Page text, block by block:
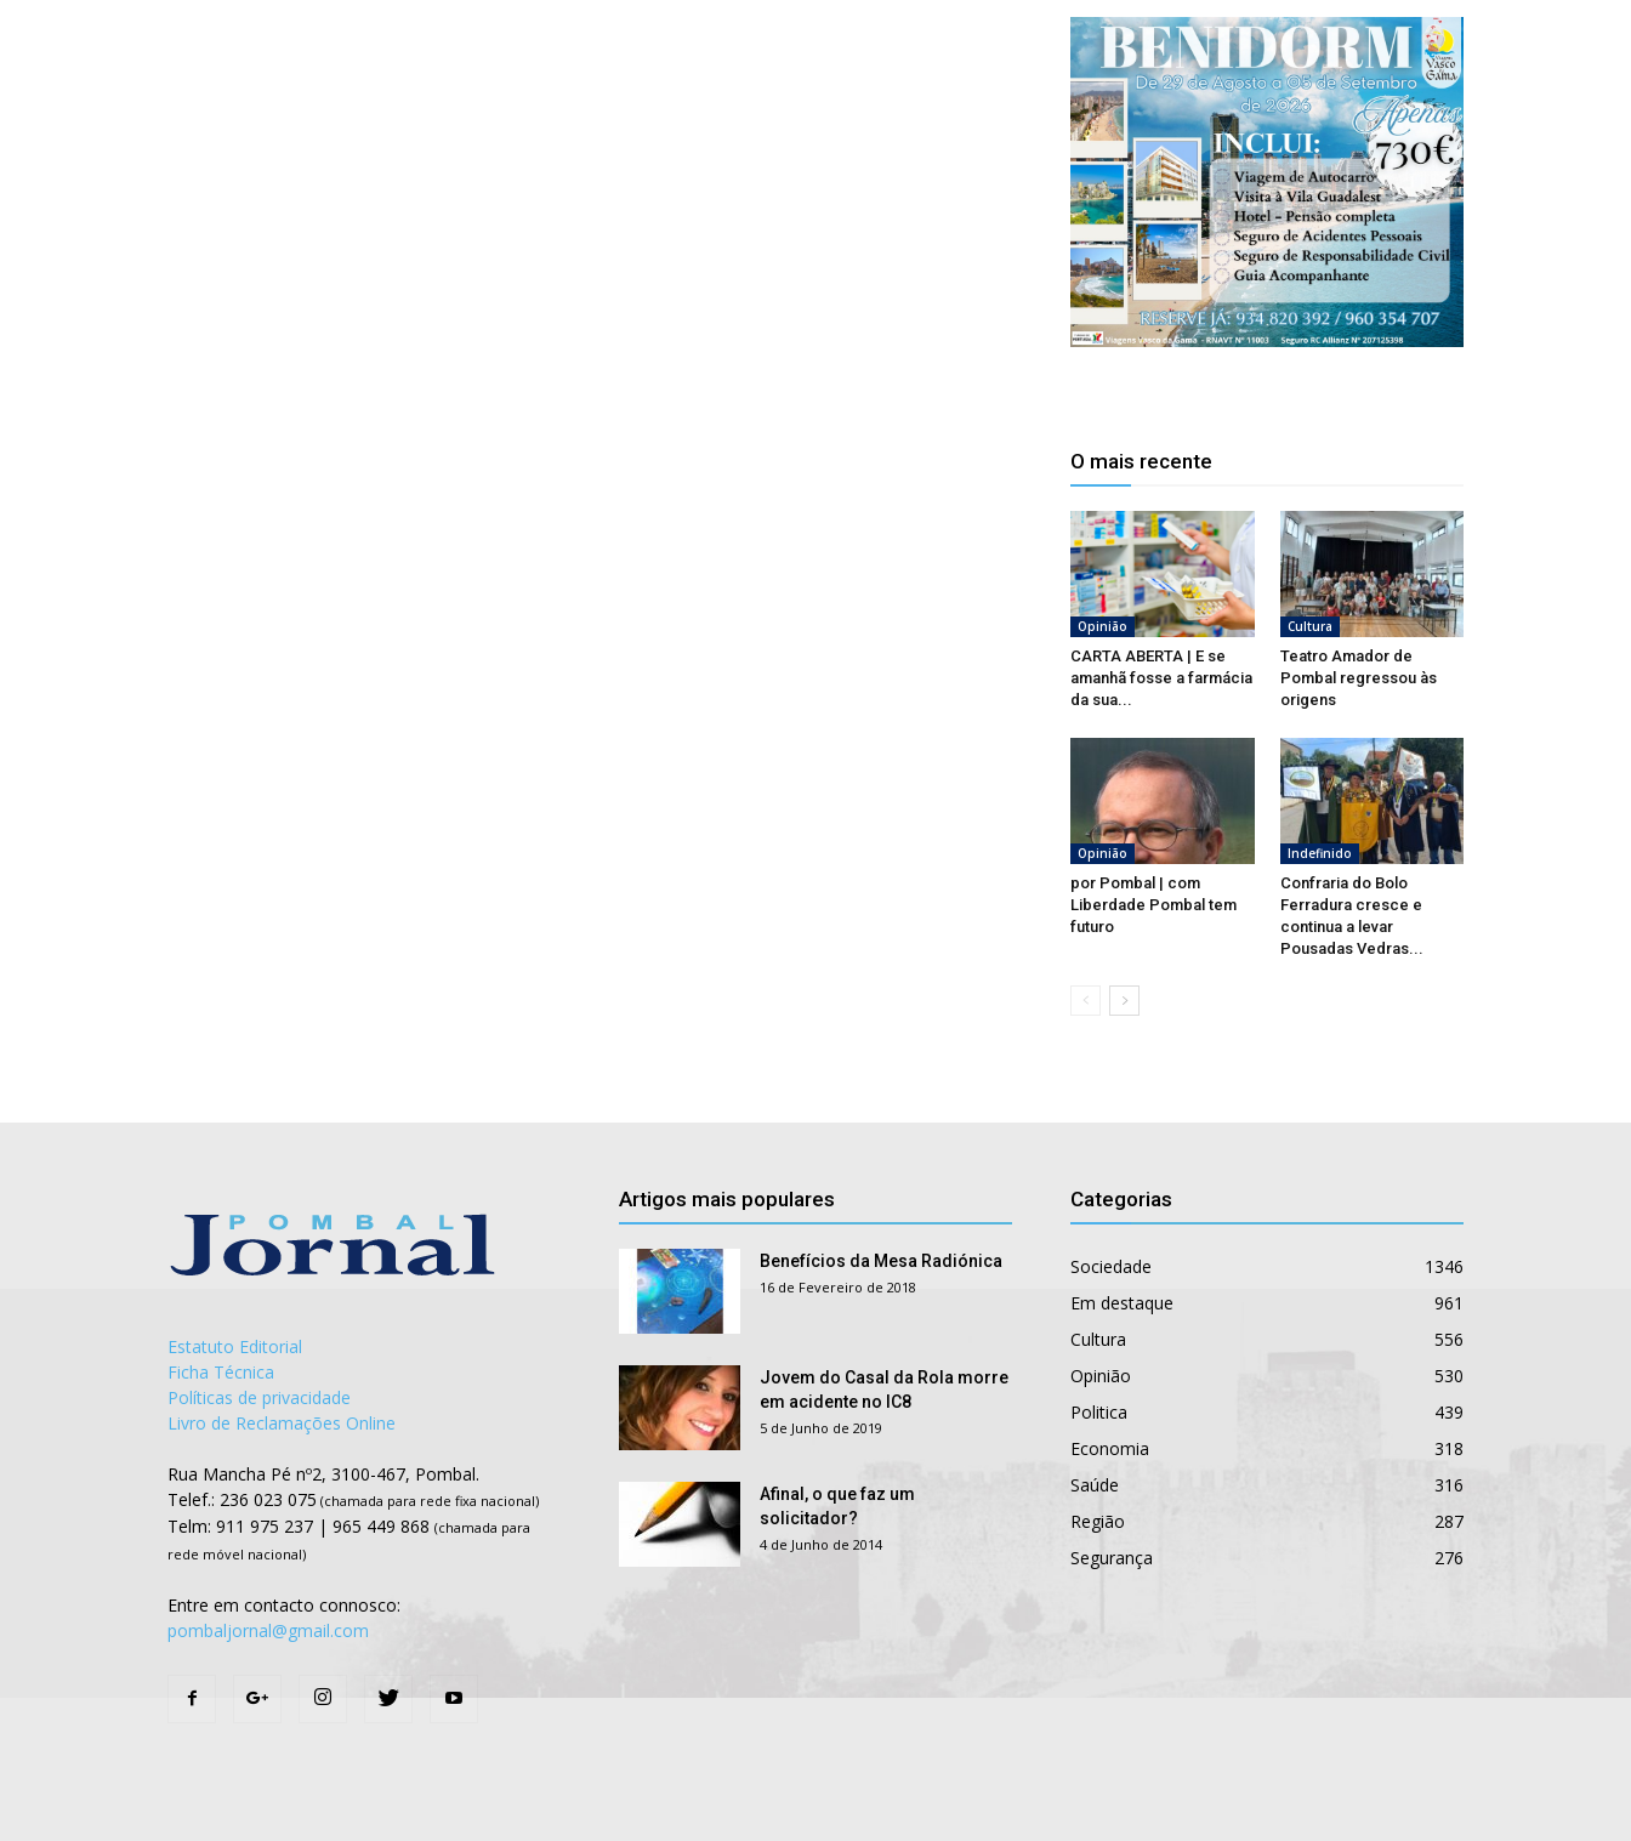
O mais recente
Opinião
CARTA ABERTA | E se
amanhã fosse a farmácia
da sua...
Cultura
Teatro Amador de
Pombal regressou às
origens
Opinião
por Pombal | com
Liberdade Pombal tem
futuro
Indefinido
Confraria do Bolo
Ferradura cresce e
continua a levar
Pousadas Vedras...
Estatuto Editorial
Ficha Técnica
Políticas de privacidade
Livro de Reclamações Online
Rua Mancha Pé nº2, 3100-467, Pombal.
Telef.: 236 023 075 (chamada para rede fixa nacional)
Telm: 911 975 237 | 965 449 868 (chamada para
rede móvel nacional)
Entre em contacto connosco:
pombaljornal@gmail.com
Artigos mais populares
Benefícios da Mesa Radiónica
16 de Fevereiro de 2018
Jovem do Casal da Rola morre
em acidente no IC8
5 de Junho de 2019
Afinal, o que faz um
solicitador?
4 de Junho de 2014
Categorias
Sociedade
1346
Em destaque
961
Cultura
556
Opinião
530
Politica
439
Economia
318
Saúde
316
Região
287
Segurança
276